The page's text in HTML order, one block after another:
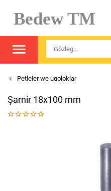
Bedew TM
Petleler we ugoloklar
Şarnir 18x100 mm